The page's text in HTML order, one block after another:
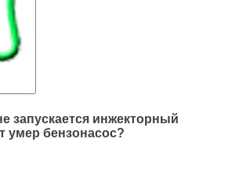
запускается инжекторный
умер бензонасос?